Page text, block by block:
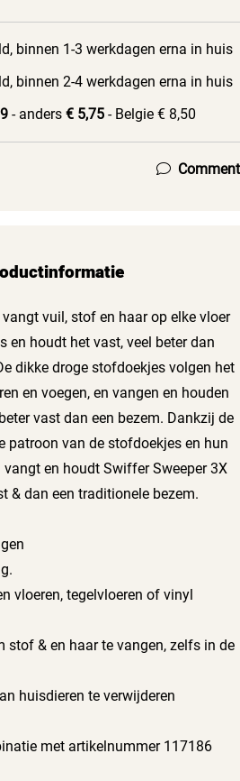
binnen 1-3 werkdagen erna in huis
binnen 2-4 werkdagen erna in huis
- anders € 5,75 - Belgie € 8,50
Comment
vuil, stof en haar op elke vloer
en houdt het vast, veel beter dan
dikke droge stofdoekjes volgen het
en voegen, en vangen en houden
vast dan een bezem. Dankzij de
patroon van de stofdoekjes en hun
en houdt Swiffer Sweeper 3X
& dan een traditionele bezem.
vloeren, tegelvloeren of vinyl
stof & en haar te vangen, zelfs in de
huisdieren te verwijderen
met artikelnummer 117186